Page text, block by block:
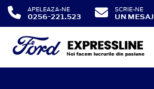
APELEAZA-NE
0256-221.523
SCRIE-NE
UN MESAJ